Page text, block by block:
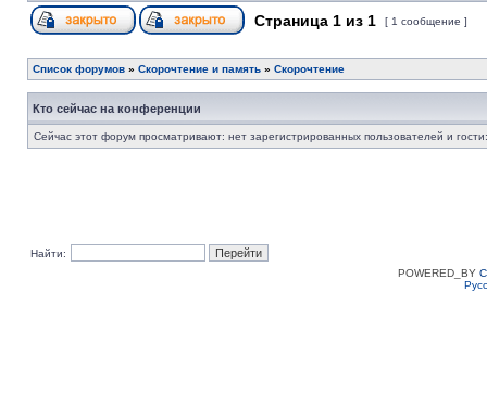
Страница 1 из 1 [ 1 сообщение ]
Список форумов » Скорочтение и память » Скорочтение
Кто сейчас на конференции
Сейчас этот форум просматривают: нет зарегистрированных пользователей и
Найти:
POWERED_BY